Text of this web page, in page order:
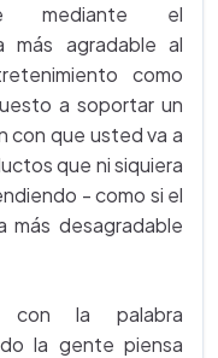
mediante el
más agradable al
como
a soportar un
con que usted va a
que ni siquiera
- como si el
más desagradable
con la palabra
la gente piensa